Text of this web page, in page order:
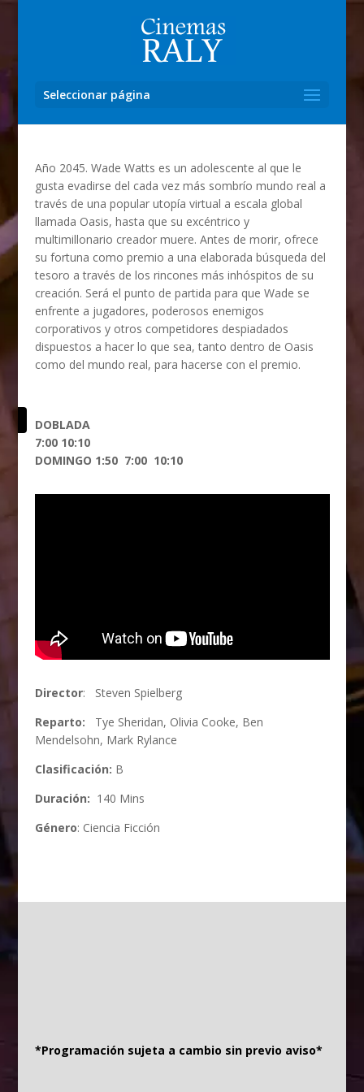
Seleccionar página
Año 2045. Wade Watts es un adolescente al que le
gusta evadirse del cada vez más sombrío mundo real a
través de una popular utopía virtual a escala global
llamada Oasis, hasta que su excéntrico y
multimillonario creador muere. Antes de morir, ofrece
su fortuna como premio a una elaborada búsqueda del
tesoro a través de los rincones más inhóspitos de su
creación. Será el punto de partida para que Wade se
enfrente a jugadores, poderosos enemigos
corporativos y otros competidores despiadados
dispuestos a hacer lo que sea, tanto dentro de Oasis
como del mundo real, para hacerse con el premio.
DOBLADA
7:00 10:10
DOMINGO 1:50 7:00 10:10
Director:
Steven Spielberg
Reparto:
Tye Sheridan, Olivia Cooke, Ben
Mendelsohn, Mark Rylance
Clasificación: B
Duración: 140 Mins
Género: Ciencia Ficción
*Programación sujeta a cambio sin previo aviso*